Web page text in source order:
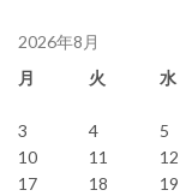
2026年8月
月
火 水
3
4 5
10
11 12
17
18 19